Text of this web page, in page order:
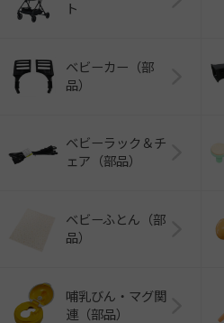
ト
ベビーカー（部
品）
ベビーラック＆チ
ェア（部品）
ベビーふとん（部
品）
哺乳びん・マグ関
連（部品）